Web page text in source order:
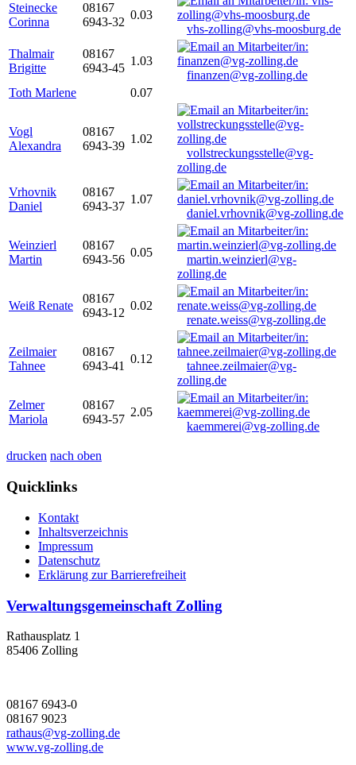
Steinecke
Corinna
08167
6943-32
0.03
vhs-zolling@vhs-moosburg.de
Thalmair
Brigitte
08167
6943-45
1.03
finanzen@vg-zolling.de
Toth Marlene
0.07
Vogl
Alexandra
08167
6943-39
1.02
vollstreckungsstelle@vg-
zolling.de
Vrhovnik
Daniel
08167
6943-37
1.07
daniel.vrhovnik@vg-zolling.de
Weinzierl
Martin
08167
6943-56
0.05
martin.weinzierl@vg-
zolling.de
Weiß Renate
08167
6943-12
0.02
renate.weiss@vg-zolling.de
Zeilmaier
Tahnee
08167
6943-41
0.12
tahnee.zeilmaier@vg-
zolling.de
Zelmer
Mariola
08167
6943-57
2.05
kaemmerei@vg-zolling.de
drucken nach oben
Quicklinks
Kontakt
Inhaltsverzeichnis
Impressum
Datenschutz
Erklärung zur Barrierefreiheit
Verwaltungsgemeinschaft Zolling
Rathausplatz 1
85406 Zolling
08167 6943-0
08167 9023
rathaus@vg-zolling.de
www.vg-zolling.de